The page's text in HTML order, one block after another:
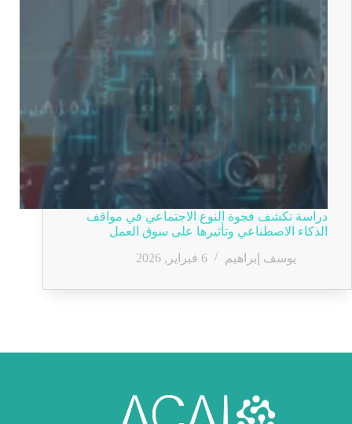
دراسة تكشف فجوة النوع الاجتماعي في مواقف
الذكاء الاصطناعي وتأثيرها على سوق العمل
يوسف إبراهيم
6 فبراير, 2026